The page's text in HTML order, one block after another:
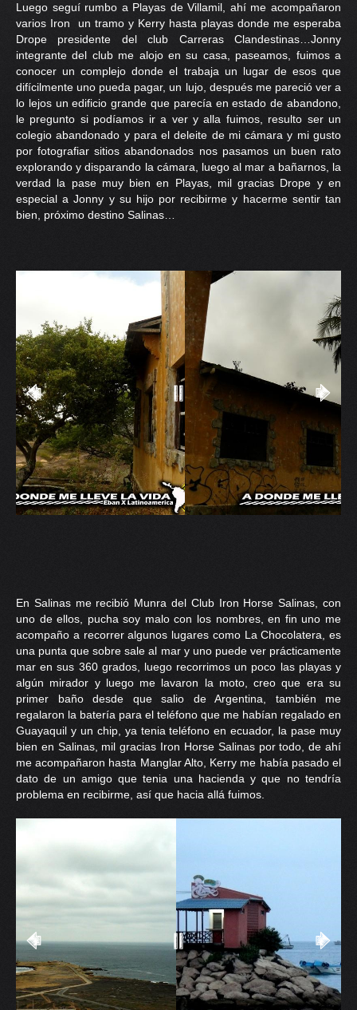
PRENSA
CONTACTO
Luego seguí rumbo a Playas de Villamil, ahí me acompañaron
varios Iron un tramo y Kerry hasta playas donde me esperaba
Drope presidente del club Carreras Clandestinas…Jonny
integrante del club me alojo en su casa, paseamos, fuimos a
conocer un complejo donde el trabaja un lugar de esos que
difícilmente uno pueda pagar, un lujo, después me pareció ver a
lo lejos un edificio grande que parecía en estado de abandono,
le pregunto si podíamos ir a ver y alla fuimos, resulto ser un
colegio abandonado y para el deleite de mi cámara y mi gusto
por fotografiar sitios abandonados nos pasamos un buen rato
explorando y disparando la cámara, luego al mar a bañarnos, la
verdad la pase muy bien en Playas, mil gracias Drope y en
especial a Jonny y su hijo por recibirme y hacerme sentir tan
bien, próximo destino Salinas…
En Salinas me recibió Munra del Club Iron Horse Salinas, con
uno de ellos, pucha soy malo con los nombres, en fin uno me
acompaño a recorrer algunos lugares como La Chocolatera, es
una punta que sobre sale al mar y uno puede ver prácticamente
mar en sus 360 grados, luego recorrimos un poco las playas y
algún mirador y luego me lavaron la moto, creo que era su
primer baño desde que salio de Argentina, también me
regalaron la batería para el teléfono que me habían regalado en
Guayaquil y un chip, ya tenia teléfono en ecuador, la pase muy
bien en Salinas, mil gracias Iron Horse Salinas por todo, de ahí
me acompañaron hasta Manglar Alto, Kerry me había pasado el
dato de un amigo que tenia una hacienda y que no tendría
problema en recibirme, así que hacia allá fuimos.